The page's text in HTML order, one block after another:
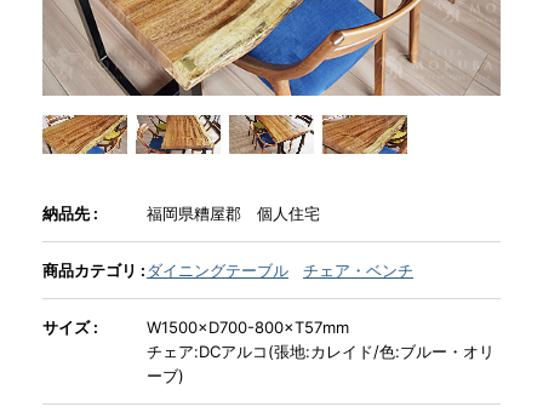
WEBカタログ
新入荷情報
納品事例
納品先 : 福岡県糟屋郡 個人住宅
商品カテゴリ :ダイニングテーブル チェア・ベンチ
サイズ :
W1500×D700-800×T57mm
チェア:DCアルコ(張地:カレイド/色:ブルー・オリ
ーブ)